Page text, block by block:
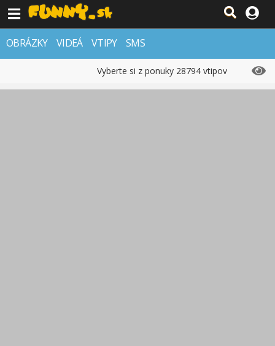
OBRÁZKY VIDEÁ VTIPY SMS
Vyberte si z ponuky 28794 vtipov